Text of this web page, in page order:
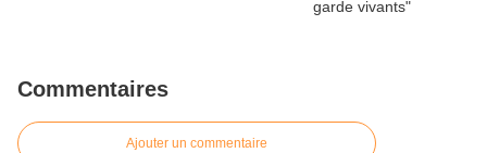
Commentaires
Ajouter un commentaire